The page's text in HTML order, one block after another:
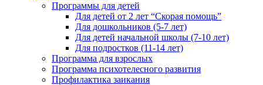
Программы для детей
Для детей от 2 лет “Скорая помощь”
Для дошкольников (5-7 лет)
Для детей начальной школы (7-10 лет)
Для подростков (11-14 лет)
Программа для взрослых
Программа психотелесного развития
Профилактика заикания